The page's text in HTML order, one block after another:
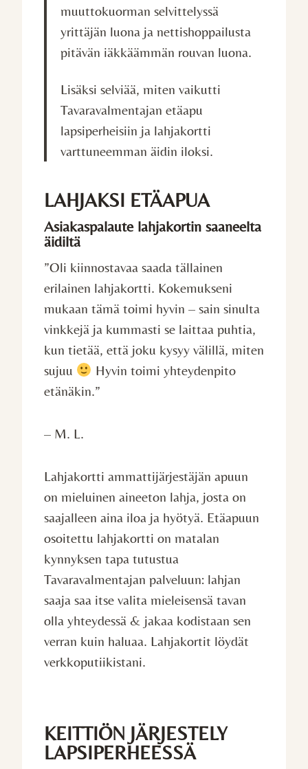
muuttokuorman selvittelyssä
yrittäjän luona ja nettishoppailusta
pitävän iäkkäämmän rouvan luona.
Lisäksi selviää, miten vaikutti
Tavaravalmentajan etäapu
lapsiperheisiin ja lahjakortti
varttuneemman äidin iloksi.
LAHJAKSI ETÄAPUA
Asiakaspalaute lahjakortin saaneelta
äidiltä
”Oli kiinnostavaa saada tällainen
erilainen lahjakortti. Kokemukseni
mukaan tämä toimi hyvin – sain sinulta
vinkkejä ja kummasti se laittaa puhtia,
kun tietää, että joku kysyy välillä, miten
sujuu
Hyvin toimi yhteydenpito
etänäkin.”
– M. L.
Lahjakortti ammattijärjestäjän apuun
on mieluinen aineeton lahja, josta on
saajalleen aina iloa ja hyötyä. Etäapuun
osoitettu lahjakortti on matalan
kynnyksen tapa tutustua
Tavaravalmentajan palveluun: lahjan
saaja saa itse valita mieleisensä tavan
olla yhteydessä & jakaa kodistaan sen
verran kuin haluaa. Lahjakortit löydät
verkkoputiikistani.
KEITTIÖN JÄRJESTELY
LAPSIPERHEESSÄ